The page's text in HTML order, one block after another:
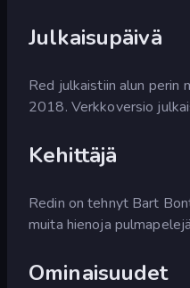
Julkaisupäivä
Red julkaistiin alun perin
2018. Verkkoversio
Kehittäjä
Redin on tehnyt Bart
muita hienoja
Ominaisuudet